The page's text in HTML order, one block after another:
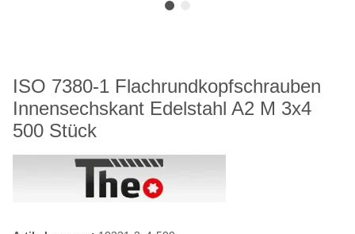
ISO 7380-1 Flachrundkopfschrauben
Innensechskant Edelstahl A2 M 3x4
500 Stück